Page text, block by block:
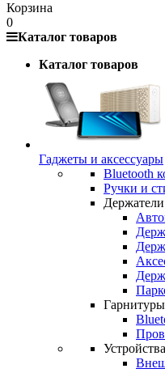
Корзина
0
Каталог товаров
Каталог товаров
Гаджеты и аксессуары
Bluetooth
Ручки и